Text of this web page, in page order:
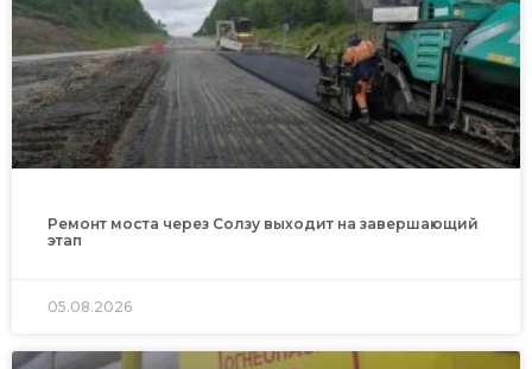
Ремонт моста через Солзу выходит на завершающий
этап
05.08.2026